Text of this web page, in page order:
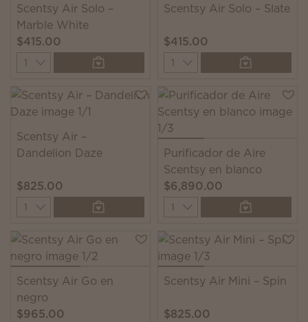
Scentsy Air Solo –
Marble White
$415.00
Quantity
Scentsy Air Solo – Slate
$415.00
Quantity
Scentsy Air –
Dandelion Daze
$825.00
Quantity
Purificador de Aire
Scentsy en blanco
$6,890.00
Quantity
Scentsy Air Go en
negro
$965.00
Scentsy Air Mini – Spin
$825.00